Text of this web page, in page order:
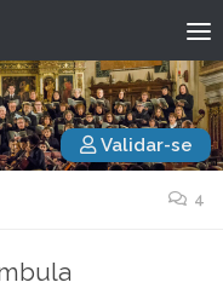
Validar-se
4